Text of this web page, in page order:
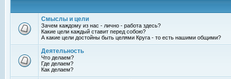
Смыслы и цели
Зачем каждому из нас - лично - работа здесь?
Какие цели каждый ставит перед собою?
А какие цели достойны быть целями Круга - то есть нашими общими?
Деятельность
Что делаем?
Где делаем?
Как делаем?